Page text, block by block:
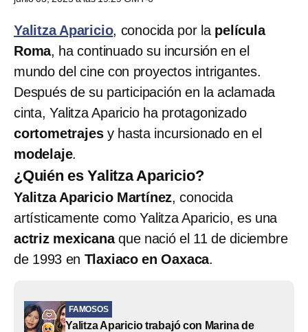
Yalitza Aparicio, conocida por la película
Roma, ha continuado su incursión en el
mundo del cine con proyectos intrigantes.
Después de su participación en la aclamada
cinta, Yalitza Aparicio ha protagonizado
cortometrajesy hasta incursionado en el
modelaje.
¿Quién es Yalitza Aparicio?
Yalitza Aparicio Martínez, conocida
artísticamente como Yalitza Aparicio, es una
actriz mexicanaque nació el 11 de diciembre
de 1993 en Tlaxiaco en Oaxaca.
FAMOSOS
Yalitza Aparicio trabajó con Marina de